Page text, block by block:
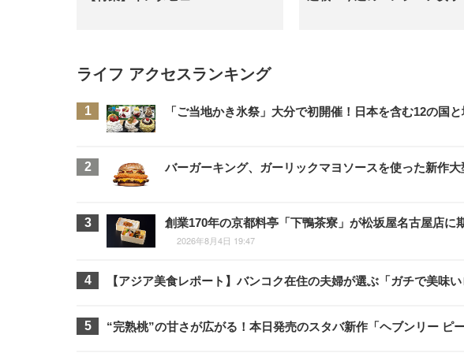
ライフ アクセスランキング
「ご当地かき氷祭」大分で初開催！日本を含む12の国
バーガーキング、ガーリックマヨソースを使った新作大
創業170年の京都料亭「下鴨茶寮」が松坂屋名古屋店
2026年8月4日 19:47
【アジア美食レポート】バンコク在住の夫婦が選ぶ「ガチで美味い
“完熟桃”の甘さが広がる！本日発売のスタバ新作「ヘブンリー ピ